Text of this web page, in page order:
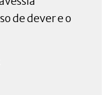
de dever e o